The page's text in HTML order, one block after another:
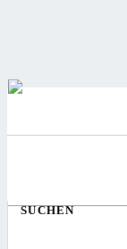
SUCHEN